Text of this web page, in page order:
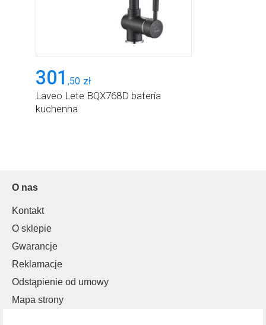
301 ,50 zł
Laveo Lete BQX768D bateria
kuchenna
O nas
Kontakt
O sklepie
Gwarancje
Reklamacje
Odstąpienie od umowy
Mapa strony